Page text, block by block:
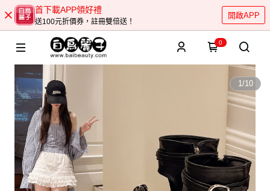
首下載APP領好禮
送100元折價券，註冊雙倍送！
開啟APP
0
1/10